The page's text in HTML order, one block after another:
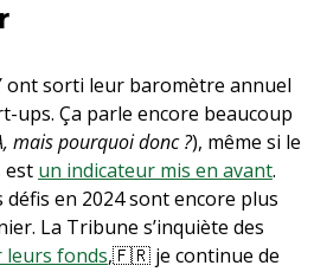
ont sorti leur baromètre annuel
ups. Ça parle encore beaucoup
mais pourquoi donc ?), même si le
est un indicateur mis en avant.
défis en 2024 sont encore plus
La Tribune s’inquiète des
leurs fonds,🇫🇷 je continue de